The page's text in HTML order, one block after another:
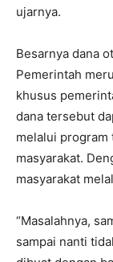
ujarnya.
Besarnya dana
Pemerintah
khusus
dana tersebut
melalui program
masyarakat.
masyarakat
“Masalahnya,
sampai nanti